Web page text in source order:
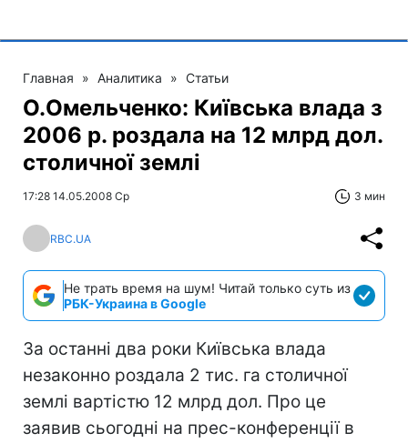
Главная » Аналитика » Статьи
О.Омельченко: Київська влада з
2006 р. роздала на 12 млрд дол.
столичної землі
17:28 14.05.2008 Ср 3 мин
RBC.UA
Не трать время на шум! Читай только суть из
РБК-Украина в Google
За останні два роки Київська влада
незаконно роздала 2 тис. га столичної
землі вартістю 12 млрд дол. Про це
заявив сьогодні на прес-конференції в